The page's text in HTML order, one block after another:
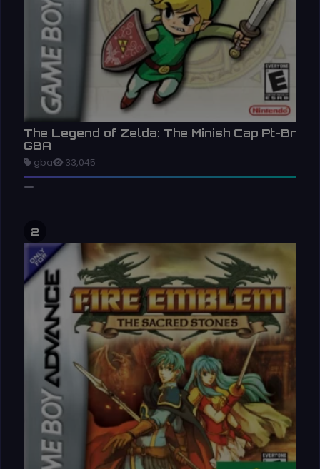
The Legend of Zelda: The Minish Cap Pt-Br
GBA
gba 33,045
2